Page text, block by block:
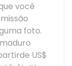
você
foto.
US$